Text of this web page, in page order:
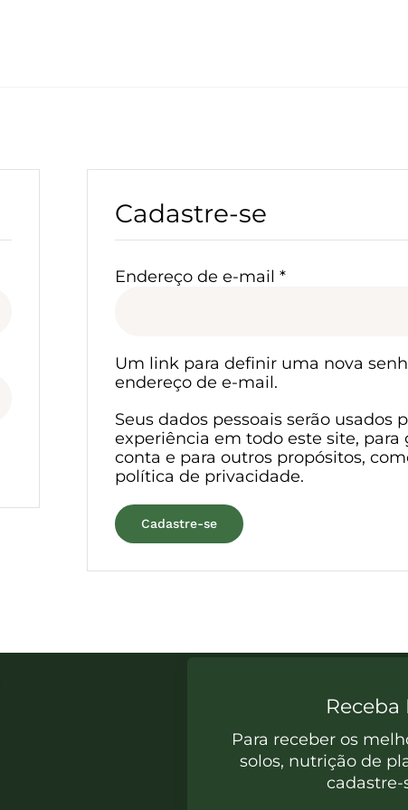
Cadastre-se
Endereço de e-mail *Obrigatório
Um link para definir uma nova
endereço de e-mail.
Seus dados pessoais serão usados
experiência em todo este site, para
conta e para outros propósitos,
política de privacidade.
Cadastre-se
Receba
Para receber os
solos, nutrição de
cadastre-